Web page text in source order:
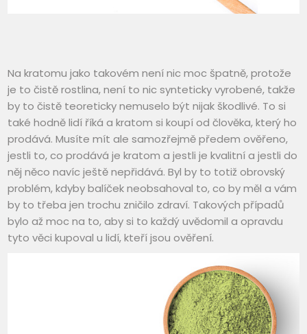
Na kratomu jako takovém není nic moc špatně, protože
je to čistě rostlina, není to nic synteticky vyrobené, takže
by to čistě teoreticky nemuselo být nijak škodlivé. To si
také hodně lidí říká a kratom si koupí od člověka, který ho
prodává. Musíte mít ale samozřejmě předem ověřeno,
jestli to, co prodává je kratom a jestli je kvalitní a jestli do
něj něco navíc ještě nepřidává. Byl by to totiž obrovský
problém, kdyby balíček neobsahoval to, co by měl a vám
by to třeba jen trochu zničilo zdraví. Takových případů
bylo až moc na to, aby si to každý uvědomil a opravdu
tyto věci kupoval u lidí, kteří jsou ověření.